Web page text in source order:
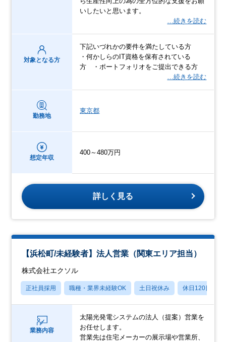
いしたいと思います。
…続きを読む
対象となる方
下記いづれかの要件を満たしている方
・何かしらのIT資格を保有されている
方 ・ポートフォリオをご提出できる方
…続きを読む
勤務地
東京都
想定年収
400～480万円
詳しく見る
【浜松町/未経験者】法人営業（関東エリア担当）
株式会社エクソル
正社員採用 職種・業界未経験OK 土日祝休み 休日120日以上
業務内容
太陽光発電システムの法人（提案）営業を
お任せします。
営業先は住宅メーカーの展示場や営業所、